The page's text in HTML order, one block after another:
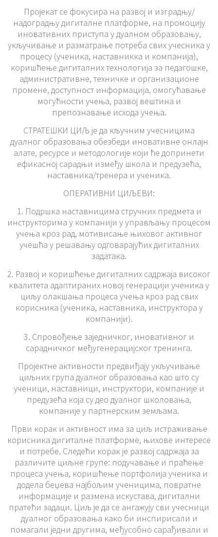
Пројекат се фокусира на развој и изградњу/
надоградњу дигиталне платформе, на промоцију
иновативних приступа у дуалном образовању,
укључивање и разматрање потреба свих учесника у
процесу (ученика, наставникка и компанија),
коришћење дигиталних технологија за педагошке,
административне, техничке и организационе
промене, доступност информација, омогућавање
могућности учења, развој вештина и
препознавање исхода учења.
СТРАТЕШКИ ЦИЉ је да кључним учесницима
дуалног образовања обезбеди иновативне онлајн
алате, ресурсе и методологије који ће допринети
ефикасној сарадњи између школа и предузећа,
наставника/тренера и ученика.
ОПЕРАТИВНИ ЦИЉЕВИ:
1. Подршка наставницима стручних предмета и
инструкторима у компанији у управљању процесом
учења кроз рад, мотивисање њиховог активног
учешћа у решавању одговарајућих дигиталних
задатака.
2. Развој и коришћење дигиталних садржаја високог
квалитета адаптираних новој генерацији ученика у
циљу олакшања процеса учења кроз рад свих
корисника (ученика, наставника, инструктора у
компанији).
3. Спровођење заједничког, иновативног и
сарадничког међугенерацијског тренинга.
Пројектне активности предвиђају укључивање
циљних група дуалног образовања као што су
ученици, наставници, инструктори, компаније и
предузећа која су део дуалног школовања,
компаније у партнерским земљама.
Први корак и активност има за циљ истраживање
корисника дигиталне платформе, њихове интересе
и потребе. Следећи корак је развој садржаја за
различите циљне групе: подучавање и праћење
процеса учења, коришћење портфолија ученика и
додела беџева најбољим ученицима, повратне
информације и размена искустава, дигитални
пратећи задаци. Циљ је да се ангажују сви учесници
дуалног образовања како би инспирисали и
помагали једни другима, међусобно сарађивали и